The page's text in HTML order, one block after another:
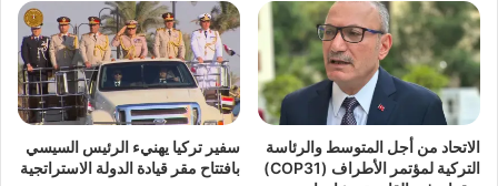
الاتحاد من أجل المتوسط والرئاسة
التركية لمؤتمر الأطراف (COP31)
سفير تركيا يهنيء الرئيس السيسي
بافتتاح مقر قيادة الدولة الاستراتجية